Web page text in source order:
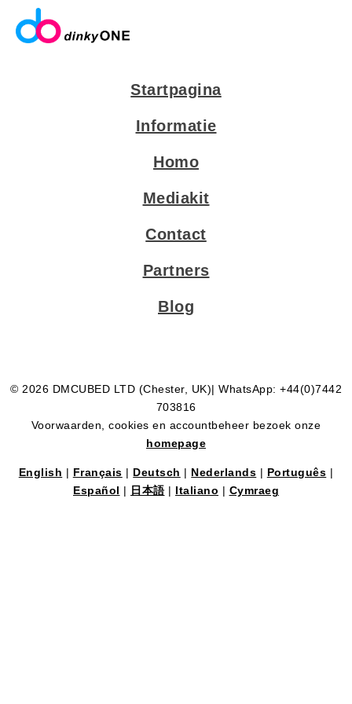
Startpagina
Informatie
Homo
Mediakit
Contact
Partners
Blog
© 2026 DMCUBED LTD (Chester, UK)| WhatsApp: +44(0)7442
703816
Voorwaarden, cookies en accountbeheer bezoek onze
homepage
English | Français | Deutsch | Nederlands | Português |
Español | 日本語 | Italiano | Cymraeg